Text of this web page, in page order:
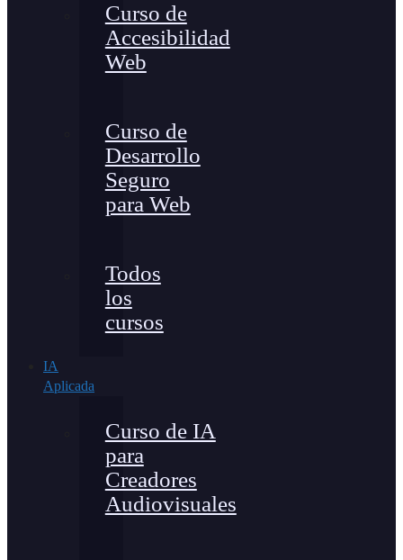
Curso de
Accesibilidad
Web
Curso de
Desarrollo
Seguro
para Web
Todos
los
cursos
IA
Aplicada
Curso de IA
para
Creadores
Audiovisuales